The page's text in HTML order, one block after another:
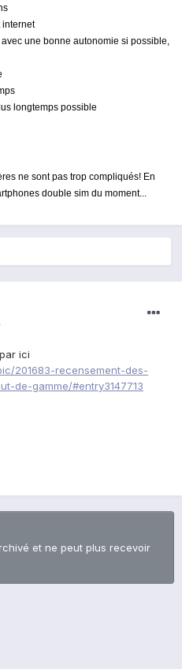
internet
une bonne autonomie si possible,
longtemps possible
ne sont pas trop compliqués! En
double sim du moment...
ici
201683-recensement-des-
de-gamme/#entry3147713
et ne peut plus recevoir